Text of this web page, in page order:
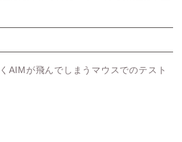
AIMが飛んでしまうマウスでのテスト